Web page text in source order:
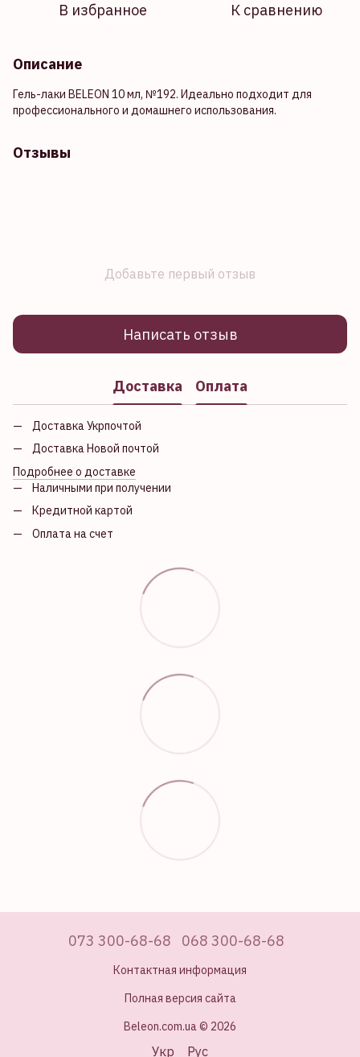
В избранное К сравнению
Описание
Гель-лаки BELEON 10 мл, №192. Идеально подходит для
профессионального и домашнего использования.
Отзывы
Добавьте первый отзыв
Написать отзыв
Доставка Оплата
Доставка Укрпочтой
Доставка Новой почтой
Подробнее о доставке
Наличными при получении
Кредитной картой
Оплата на счет
073 300-68-68 068 300-68-68
Контактная информация
Полная версия сайта
Beleon.com.ua © 2026
Укр Рус